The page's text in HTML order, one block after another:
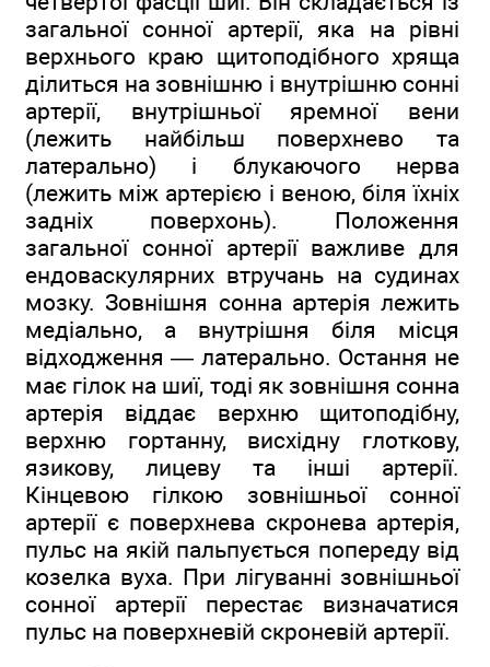
загальної сонної артерії, яка на рівні
верхнього краю щитоподібного хряща
ділиться на зовнішню і внутрішню сонні
артерії, внутрішньої яремної вени
(лежить найбільш поверхнево та
латерально) і блукаючого нерва
(лежить між артерією і веною, біля їхніх
задніх поверхонь). Положення
загальної сонної артерії важливе для
ендоваскулярних втручань на судинах
мозку. Зовнішня сонна артерія лежить
медіально, а внутрішня біля місця
відходження — латерально. Остання не
має гілок на шиї, тоді як зовнішня сонна
артерія віддає верхню щитоподібну,
верхню гортанну, висхідну глоткову,
язикову, лицеву та інші артерії.
Кінцевою гілкою зовнішньої сонної
артерії є поверхнева скронева артерія,
пульс на якій пальпується попереду від
козелка вуха. При лігуванні зовнішньої
сонної артерії перестає визначатися
пульс на поверхневій скроневій артерії.